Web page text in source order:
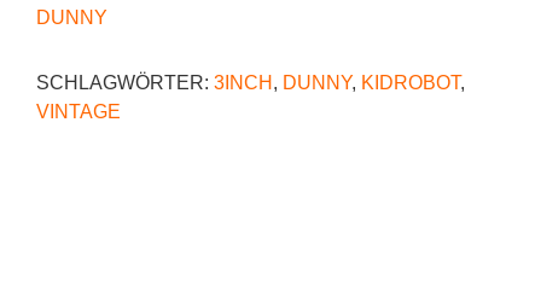
DUNNY
SCHLAGWÖRTER: 3INCH , DUNNY, KIDROBOT,
VINTAGE